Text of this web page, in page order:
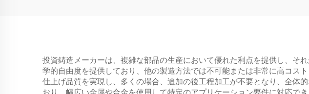
投資鋳造メーカーは、複雑な部品の生産において優れた利点を提供し、そ
学的自由度を提供しており、他の製造方法では不可能または非常に高コス
仕上げ品質を実現し、多くの場合、追加の後工程加工が不要となり、全体